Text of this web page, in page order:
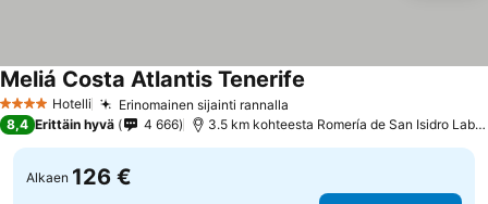
4 Tähtiluokitus
Hotelli Erinomainen sijainti rannalla
Meliá Costa Atlantis Tenerife
8,4 Erittäin hyvä 4 666 3.5 km kohteesta Romería de San Isidro Labrador
Alkaen 126 €